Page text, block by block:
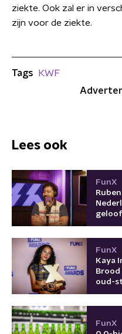
ziekte. Ook zal er in
zijn voor de ziekte.
Tags
KWF
Lees ook
FunX
FunX
Kaya
Brood
oud-
FunX